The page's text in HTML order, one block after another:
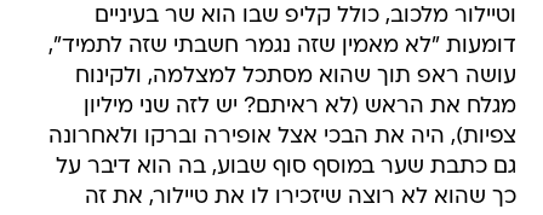
וטיילור מלכוב, כולל קליפ שבו הוא שר בעיניים
דומעות "לא מאמין שזה נגמר חשבתי שזה לתמיד",
עושה ראפ תוך שהוא מסתכל למצלמה, ולקינוח
מגלח את הראש (לא ראיתם? יש לזה שני מיליון
צפיות), היה את הבכי אצל אופירה וברקו ולאחרונה
גם כתבת שער במוסף סוף שבוע, בה הוא דיבר על
כך שהוא לא רוצה שיזכירו לו את טיילור, את זה